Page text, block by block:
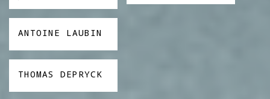
ANTOINE LAUBIN
THOMAS DEPRYCK